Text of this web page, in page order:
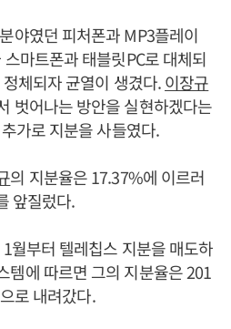
야였던 피처폰과 MP3플레이
마트폰과 태블릿PC로 대체되
체되자 균열이 생겼다.이장규
벗어나는 방안을 실현하겠다는
가로 지분을 사들였다.
의 지분율은 17.37%에 이르러
앞질렀다.
월부터 텔레칩스 지분을 매도하
템에 따르면 그의 지분율은 201
로 내려갔다.